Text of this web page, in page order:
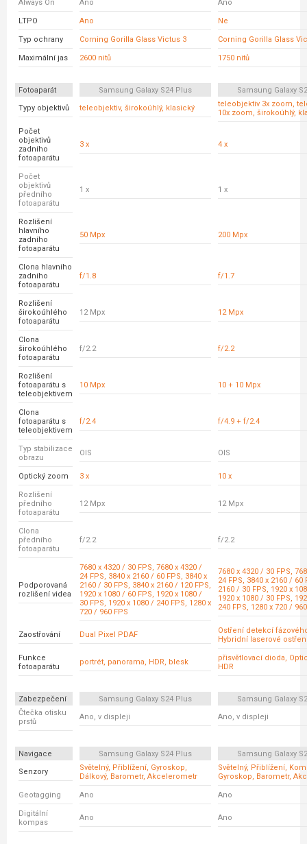
Always On Ano Ano
LTPO Ano Ne
Typ ochrany Corning Gorilla Glass Victus 3 Corning Gorilla Glass
Maximální jas 2600 nitů 1750 nitů
Fotoaparát Samsung Galaxy S24 Plus
Samsung Galaxy
Typy objektivů
teleobjektiv, širokoúhlý, klasický
teleobjektiv 3x zoom,
10x zoom, širokoúhlý,
Počet
objektivů
zadního
fotoaparátu
3 x 4 x
Počet
objektivů
předního
fotoaparátu
1 x 1 x
Rozlišení
hlavního
zadního
fotoaparátu
50 Mpx 200 Mpx
Clona hlavního
zadního
fotoaparátu
f/1.8 f/1.7
Rozlišení
širokoúhlého
fotoaparátu
12 Mpx 12 Mpx
Clona
širokoúhlého
fotoaparátu
f/2.2 f/2.2
Rozlišení
fotoaparátu s
teleobjektivem
10 Mpx 10 + 10 Mpx
Clona
fotoaparátu s
teleobjektivem
f/2.4 f/4.9 + f/2.4
Typ stabilizace
obrazu
OIS OIS
Optický zoom 3 x 10 x
Rozlišení
předního
fotoaparátu
12 Mpx 12 Mpx
Clona
předního
fotoaparátu
f/2.2 f/2.2
Podporovaná
rozlišení videa
7680 x 4320 / 30 FPS, 7680 x 4320 /
24 FPS, 3840 x 2160 / 60 FPS, 3840 x
2160 / 30 FPS, 3840 x 2160 / 120 FPS,
1920 x 1080 / 60 FPS, 1920 x 1080 /
30 FPS, 1920 x 1080 / 240 FPS, 1280 x
720 / 960 FPS
7680 x 4320 / 30 FPS,
24 FPS, 3840 x 2160 / 60
2160 / 30 FPS, 1920 x
1920 x 1080 / 30 FPS,
240 FPS, 1280 x 720 /
Zaostřování Dual Pixel PDAF
Ostření detekcí
Hybridní laserové
Funkce
fotoaparátu
portrét, panorama, HDR, blesk
přisvětlovací dioda,
HDR
Zabezpečení Samsung Galaxy S24 Plus
Samsung Galaxy
Čtečka otisku
prstů
Ano, v displeji Ano, v displeji
Navigace Samsung Galaxy S24 Plus
Samsung Galaxy
Senzory
Světelný, Přiblížení, Gyroskop,
Dálkový, Barometr, Akcelerometr
Světelný, Přiblížení,
Gyroskop, Barometr,
Geotagging Ano Ano
Digitální
kompas
Ano Ano